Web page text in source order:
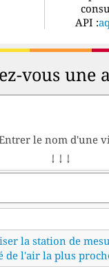
API :
vous une
le nom d'une
↓ ↓ ↓
la station de
de l'air la plus